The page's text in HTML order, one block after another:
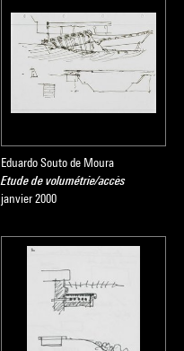
Eduardo Souto de Moura
Etude de volumétrie/accès
janvier 2000